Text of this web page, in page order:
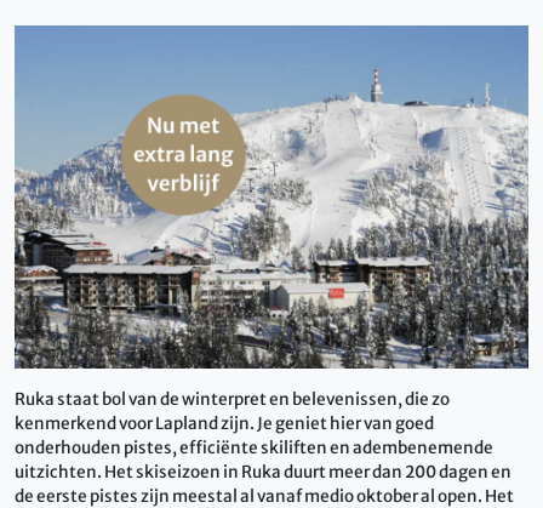
Ruka staat bol van de winterpret en belevenissen, die zo
kenmerkend voor Lapland zijn. Je geniet hier van goed
onderhouden pistes, efficiënte skiliften en adembenemende
uitzichten. Het skiseizoen in Ruka duurt meer dan 200 dagen en
de eerste pistes zijn meestal al vanaf medio oktober al open. Het